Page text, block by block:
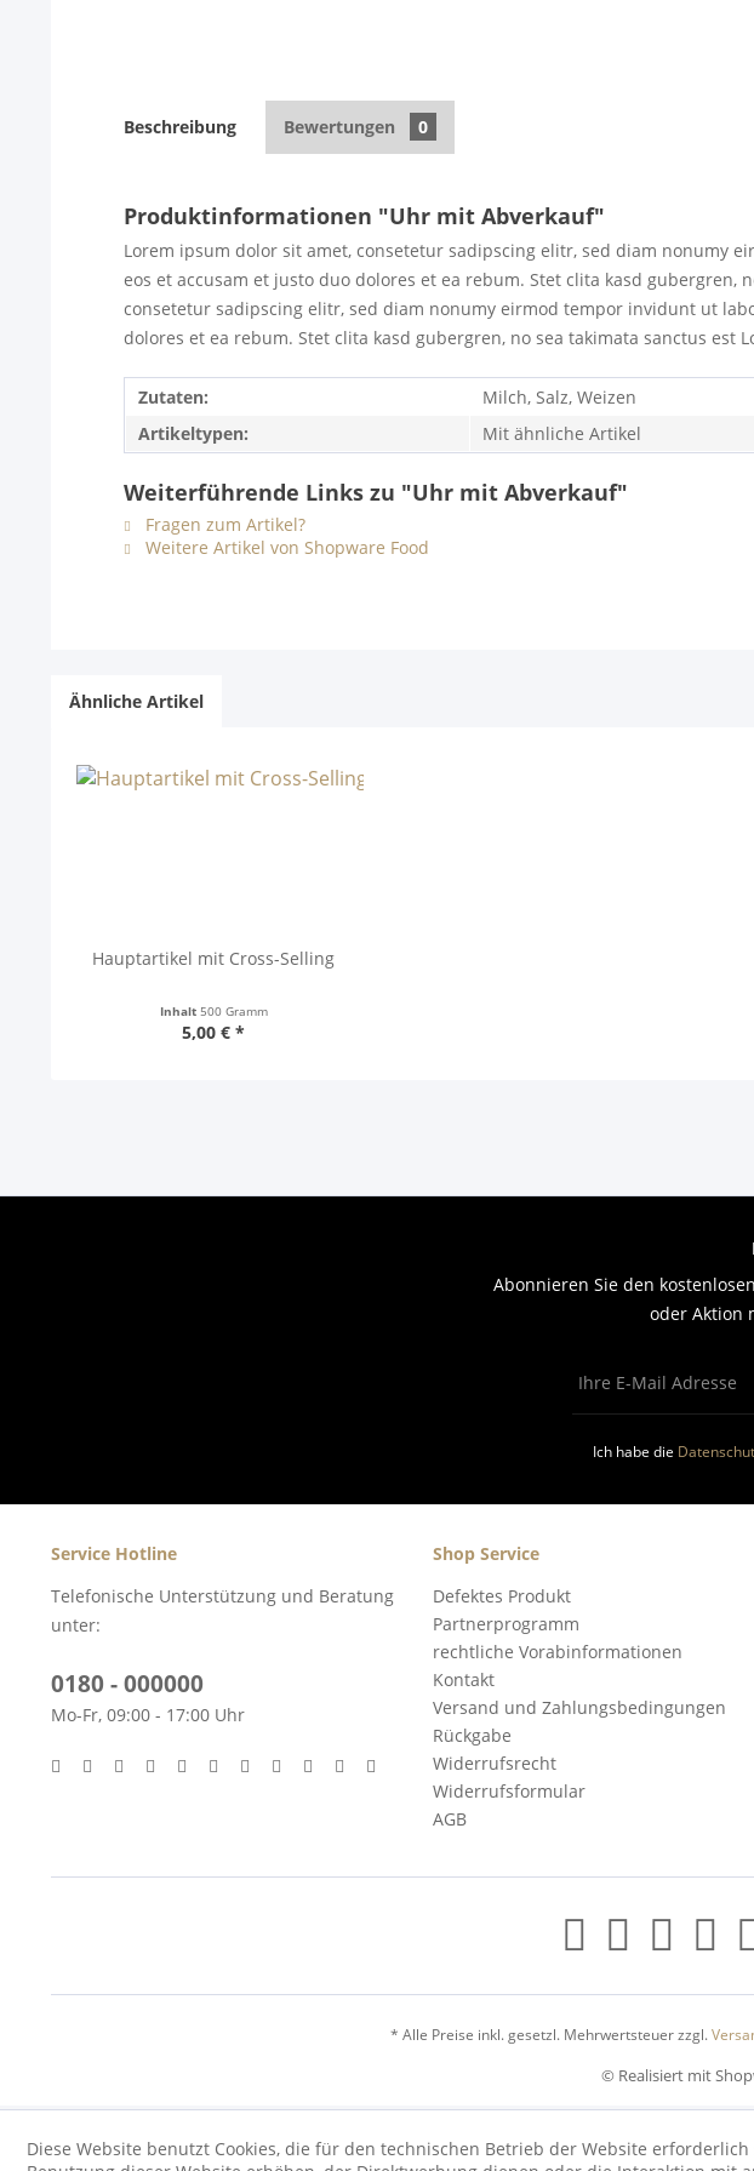
Beschreibung Bewertungen 0
Produktinformationen "Uhr mit Abverkauf"
Lorem ipsum dolor sit amet, consetetur sadipscing elitr, sed diam nonumy
eos et accusam et justo duo dolores et ea rebum. Stet clita kasd
consetetur sadipscing elitr, sed diam nonumy eirmod tempor invidunt ut
dolores et ea rebum. Stet clita kasd gubergren, no sea takimata sanctus est
Zutaten:
Milch, Salz, Weizen
Artikeltypen:
Mit ähnliche Artikel
Weiterführende Links zu "Uhr mit Abverkauf"
Fragen zum Artikel?
Weitere Artikel von Shopware Food
Ähnliche Artikel
Hauptartikel mit Cross-Selling
Inhalt 500 Gramm
5,00 € *
Abonnieren Sie den
oder Aktion
Ich habe die
Service Hotline
Telefonische Unterstützung und Beratung
unter:
0180 - 000000
Mo-Fr, 09:00 - 17:00 Uhr
Shop Service
Defektes Produkt
Partnerprogramm
rechtliche Vorabinformationen
Kontakt
Versand und Zahlungsbedingungen
Rückgabe
Widerrufsrecht
Widerrufsformular
AGB
* Alle Preise inkl. gesetzl. Mehrwertsteuer zzgl.
© Realisiert mit
Diese Website benutzt Cookies, die für den technischen Betrieb der Website